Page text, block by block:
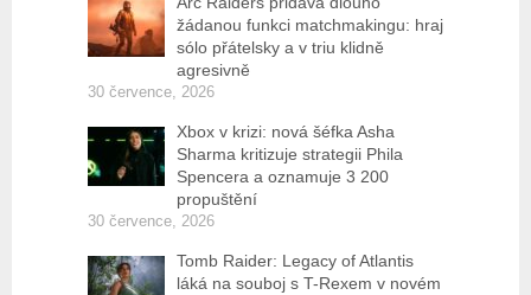
žádanou funkci matchmakingu: hraj
sólo přátelsky a v triu klidně
agresivně
30 července, 2026
Xbox v krizi: nová šéfka Asha
Sharma kritizuje strategii Phila
Spencera a oznamuje 3 200
propuštění
30 července, 2026
Tomb Raider: Legacy of Atlantis
láká na souboj s T-Rexem v novém